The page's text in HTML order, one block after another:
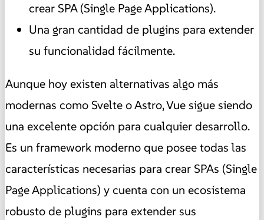
crear SPA (Single Page Applications).
Una gran cantidad de plugins para extender
su funcionalidad fácilmente.
Aunque hoy existen alternativas algo más
modernas como Svelte o Astro, Vue sigue siendo
una excelente opción para cualquier desarrollo.
Es un framework moderno que posee todas las
características necesarias para crear SPAs (Single
Page Applications) y cuenta con un ecosistema
robusto de plugins para extender sus